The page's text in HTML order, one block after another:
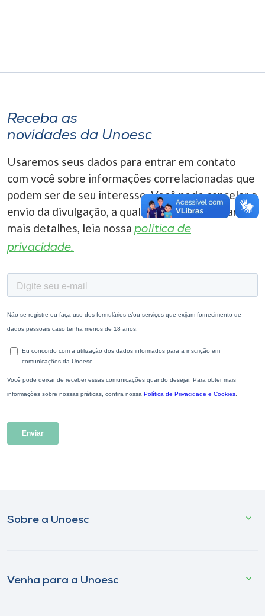
o idioma
A-
Receba as
novidades da Unoesc
Usaremos seus dados para entrar em contato
com você sobre informações correlacionadas que
podem ser de seu interesse. Você pode cancelar o
envio da divulgação, a qualquer momento. Para
mais detalhes, leia nossa política de
privacidade.
Sobre a Unoesc
Venha para a Unoesc